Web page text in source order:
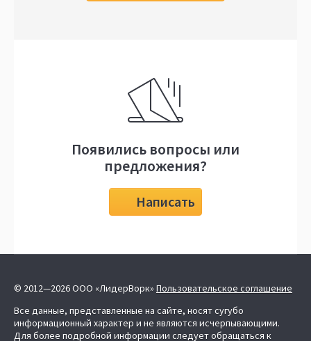
Появились вопросы или
предложения?
Написать
© 2012—2026 ООО «ЛидерВорк» Пользовательское соглашение
Все данные, представленные на сайте, носят сугубо
информационный характер и не являются исчерпывающими.
Для более подробной информации следует обращаться к